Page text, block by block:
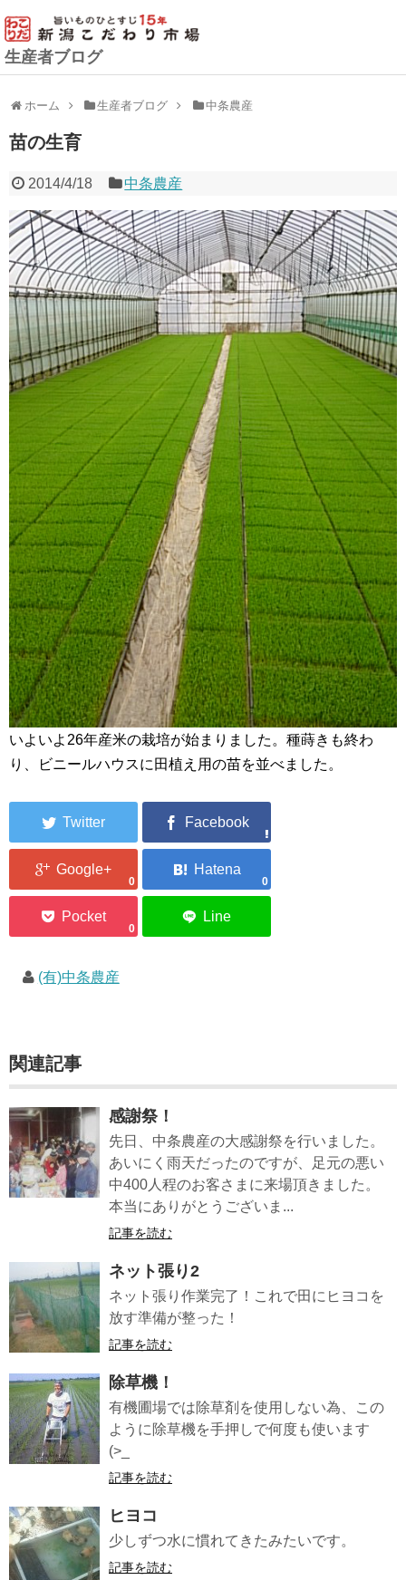
生産者ブログ
ホーム 生産者ブログ 中条農産
苗の生育
2014/4/18 中条農産
いよいよ26年産米の栽培が始まりました。種蒔きも終わ
り、ビニールハウスに田植え用の苗を並べました。
0 0
0
(有)中条農産
関連記事
感謝祭！
先日、中条農産の大感謝祭を行いました。
あいにく雨天だったのですが、足元の悪い
中400人程のお客さまに来場頂きました。
本当にありがとうございま...
記事を読む
ネット張り2
ネット張り作業完了！これで田にヒヨコを
放す準備が整った！
記事を読む
除草機！
有機圃場では除草剤を使用しない為、この
ように除草機を手押しで何度も使います
(>_
記事を読む
ヒヨコ
少しずつ水に慣れてきたみたいです。
記事を読む